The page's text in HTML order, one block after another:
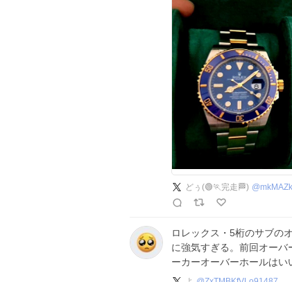
どぅ(🟢🏃完走🏁) @
ロレックス・5桁のサブの
に強気すぎる。前回オー
ーカーオーバーホールはい